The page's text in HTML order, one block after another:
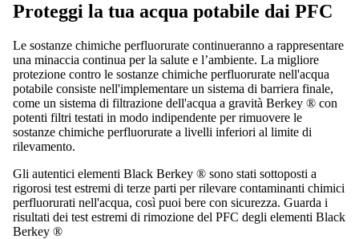
Proteggi la tua acqua potabile dai PFC
Le sostanze chimiche perfluorurate continueranno a rappresentare
una minaccia continua per la salute e l’ambiente. La migliore
protezione contro le sostanze chimiche perfluorurate nell'acqua
potabile consiste nell'implementare un sistema di barriera finale,
come un sistema di filtrazione dell'acqua a gravità Berkey ® con
potenti filtri testati in modo indipendente per rimuovere le
sostanze chimiche perfluorurate a livelli inferiori al limite di
rilevamento.
Gli autentici elementi Black Berkey ® sono stati sottoposti a
rigorosi test estremi di terze parti per rilevare contaminanti chimici
perfluorurati nell'acqua, così puoi bere con sicurezza. Guarda i
risultati dei test estremi di rimozione del PFC degli elementi Black
Berkey ®